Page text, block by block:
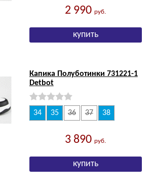
2 990руб.
Капика Полуботинки 731221-1
Detbot
34 35 36 37 38
3 890руб.